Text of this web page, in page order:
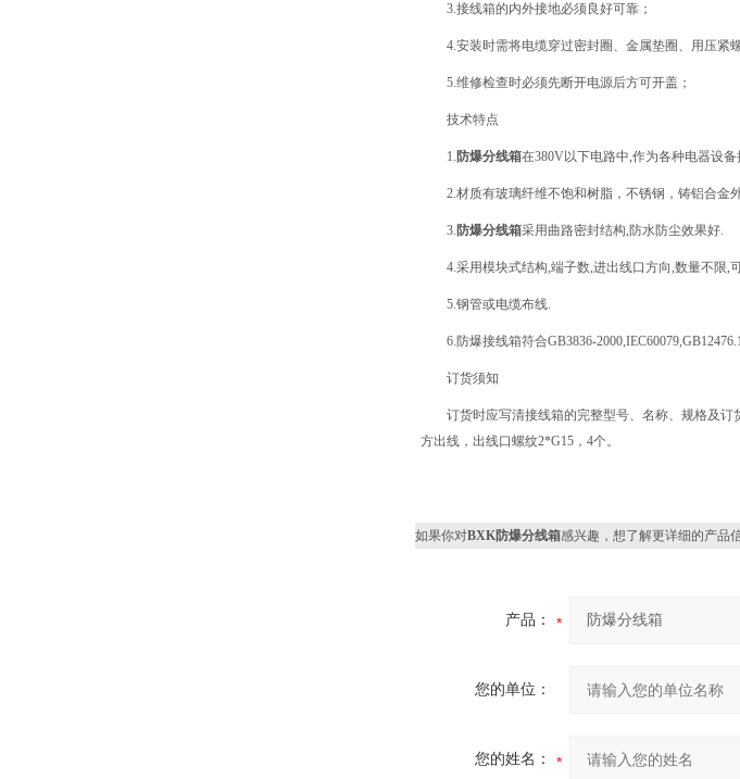
3.接线箱的内外接地必须良好可靠；
4.安装时需将电缆穿过密封圈、金属垫圈、用压紧
5.维修检查时必须先断开电源后方可开盖；
技术特点
1. 防爆分线箱在380V以下电路中,作为各种电器设备
2.材质有玻璃纤维不饱和树脂，不锈钢，铸铝合金
3. 防爆分线箱采用曲路密封结构,防水防尘效果好.
4.采用模块式结构,端子数,进出线口方向,数量不限,
5.钢管或电缆布线.
6.防爆接线箱符合GB3836-
订货须知
订货时应写清接线箱的完整型号、名称、规格及订
方出线，出线口螺纹2*G15，4个。
如果你对BXK防爆分线箱感兴趣，想了解更详细的产品
产品：
您的单位：
您的姓名：